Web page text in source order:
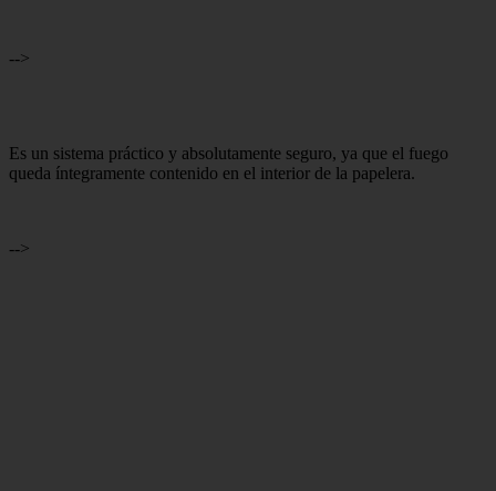
-->
Es un sistema práctico y absolutamente seguro, ya que el fuego
queda íntegramente contenido en el interior de la papelera.
-->